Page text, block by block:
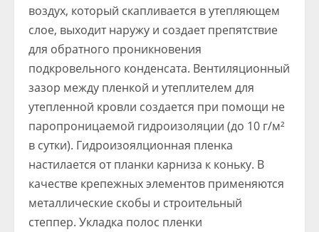
воздух, который скапливается в утепляющем
слое, выходит наружу и создает препятствие
для обратного проникновения
подкровельного конденсата. Вентиляционный
зазор между пленкой и утеплителем для
утепленной кровли создается при помощи не
паропроницаемой гидроизоляции (до 10 г/м²
в сутки). Гидроизоялционная пленка
настилается от планки карниза к коньку. В
качестве крепежных элементов применяются
металлические скобы и строительный
степпер. Укладка полос пленки